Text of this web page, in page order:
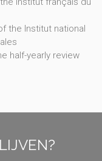
the Institut national
half-yearly review